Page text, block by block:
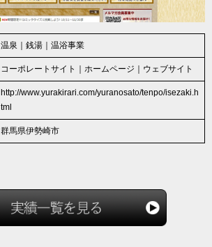
温泉｜銭湯｜温浴事業
コーポレートサイト｜ホームページ｜ウェブサイト
http://www.yurakirari.com/yuranosato/tenpo/isezaki.h
tml
群馬県伊勢崎市